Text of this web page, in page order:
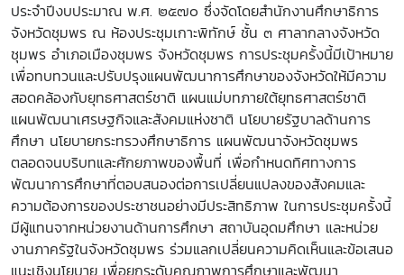
ประจำปีงบประมาณ พ.ศ. ๒๕๗๐ ซึ่งจัดโดยสำนักงานศึกษาธิการ
จังหวัดชุมพร ณ ห้องประชุมเกาะพิทักษ์ ชั้น ๓ ศาลากลางจังหวัด
ชุมพร อำเภอเมืองชุมพร จังหวัดชุมพร การประชุมครั้งนี้มีเป้าหมาย
เพื่อทบทวนและปรับปรุงแผนพัฒนาการศึกษาของจังหวัดให้มีความ
สอดคล้องกับยุทธศาสตร์ชาติ แผนแม่บทภายใต้ยุทธศาสตร์ชาติ
แผนพัฒนาเศรษฐกิจและสังคมแห่งชาติ นโยบายรัฐบาลด้านการ
ศึกษา นโยบายกระทรวงศึกษาธิการ แผนพัฒนาจังหวัดชุมพร
ตลอดจนบริบทและศักยภาพของพื้นที่ เพื่อกำหนดทิศทางการ
พัฒนาการศึกษาที่ตอบสนองต่อการเปลี่ยนแปลงของสังคมและ
ความต้องการของประชาชนอย่างมีประสิทธิภาพ ในการประชุมครั้งนี้
มีผู้แทนจากหน่วยงานด้านการศึกษา สถาบันอุดมศึกษา และหน่วย
งานภาครัฐในจังหวัดชุมพร ร่วมแลกเปลี่ยนความคิดเห็นและข้อเสนอ
แนะเชิงนโยบาย เพื่อยกระดับคุณภาพการศึกษาและพัฒนา